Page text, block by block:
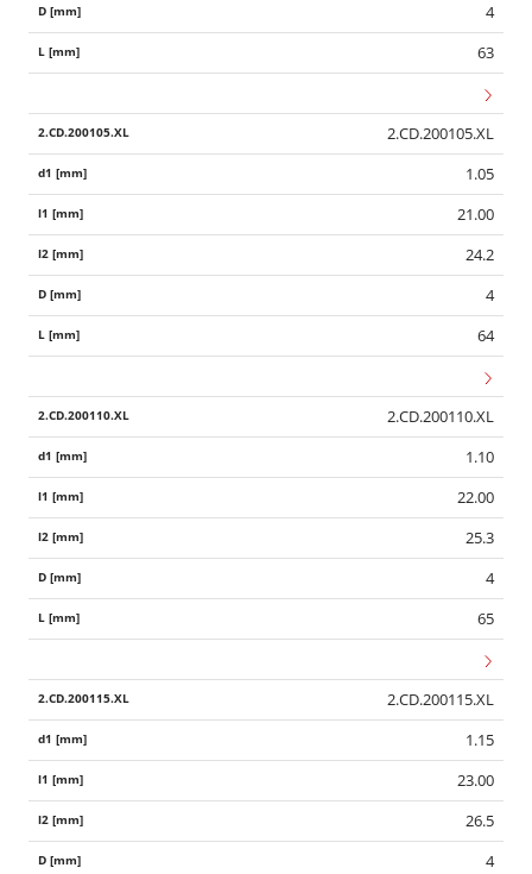
4
63
2.CD.200105.XL
1.05
21.00
24.2
4
64
2.CD.200110.XL
1.10
22.00
25.3
4
65
2.CD.200115.XL
1.15
23.00
26.5
4